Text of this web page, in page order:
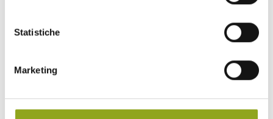
Statistiche
Marketing